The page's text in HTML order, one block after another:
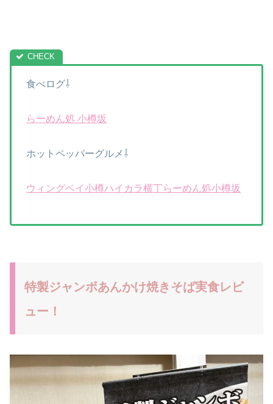
食べログ⇩
らーめん処 小樽坂
ホットペッパーグルメ⇩
ウィングベイ小樽ハイカラ横丁らーめん処小樽坂
特製ジャンボあんかけ焼きそば実食レビ
ュー！